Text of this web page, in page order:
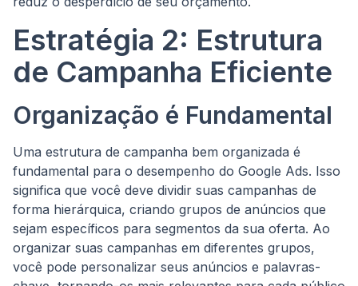
Estratégia 2: Estrutura
de Campanha Eficiente
Organização é Fundamental
Uma estrutura de campanha bem organizada é
fundamental para o desempenho do Google Ads. Isso
significa que você deve dividir suas campanhas de
forma hierárquica, criando grupos de anúncios que
sejam específicos para segmentos da sua oferta. Ao
organizar suas campanhas em diferentes grupos,
você pode personalizar seus anúncios e palavras-